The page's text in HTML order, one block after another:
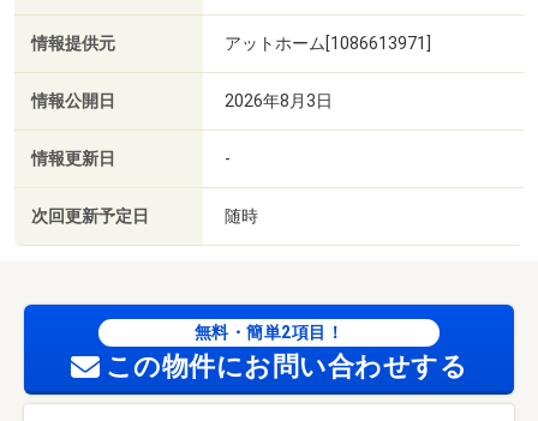
情報提供元 アットホーム[1086613971]
情報公開日 2026年8月3日
情報更新日 -
次回更新予定日 随時
無料・簡単2項目！
この物件にお問い合わせする